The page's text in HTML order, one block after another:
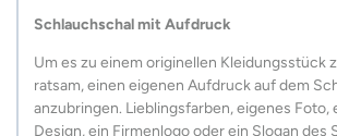
Schlauchschal mit Aufdruck
Um es zu einem originellen Kleidungsstück
ratsam, einen eigenen Aufdruck auf dem
anzubringen. Lieblingsfarben, eigenes Foto,
Design, ein Firmenlogo oder ein Slogan des